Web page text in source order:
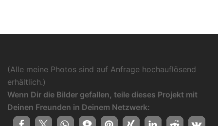
(Alle meine Photos sind auf Anfrage hochauflösend
erhältlich.)
Wenn Dir die Bilder gefallen, teile dieses Projekt mit
Deinen Freunden in Deinem Netzwerk: